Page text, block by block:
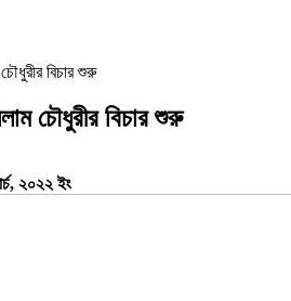
বিচার শুরু
চৌধুরীর বিচার শুরু
২০২২ ইং